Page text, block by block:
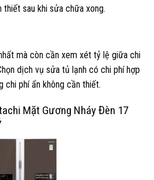
sau khi sửa chữa xong.
mà còn cần xem xét tỷ lệ giữa chi
dịch vụ sửa tủ lạnh có chi phí hợp
chi phí ẩn không cần thiết.
Mặt Gương Nháy Đèn 17